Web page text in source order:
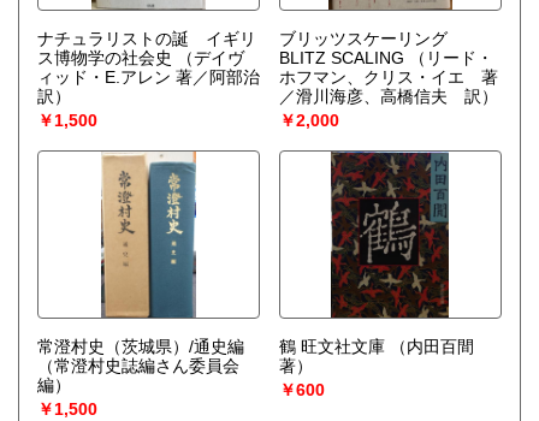
ナチュラリストの誕 イギリ
ス博物学の社会史
（デイヴ
ィッド・E.アレン 著／阿部治
訳）
￥1,500
ブリッツスケーリング
BLITZ SCALING
（リード・
ホフマン、クリス・イエ 著
／滑川海彦、高橋信夫 訳）
￥2,000
常澄村史（茨城県）/通史編
（常澄村史誌編さん委員会
編）
￥1,500
鶴 旺文社文庫
（内田百間
著）
￥600